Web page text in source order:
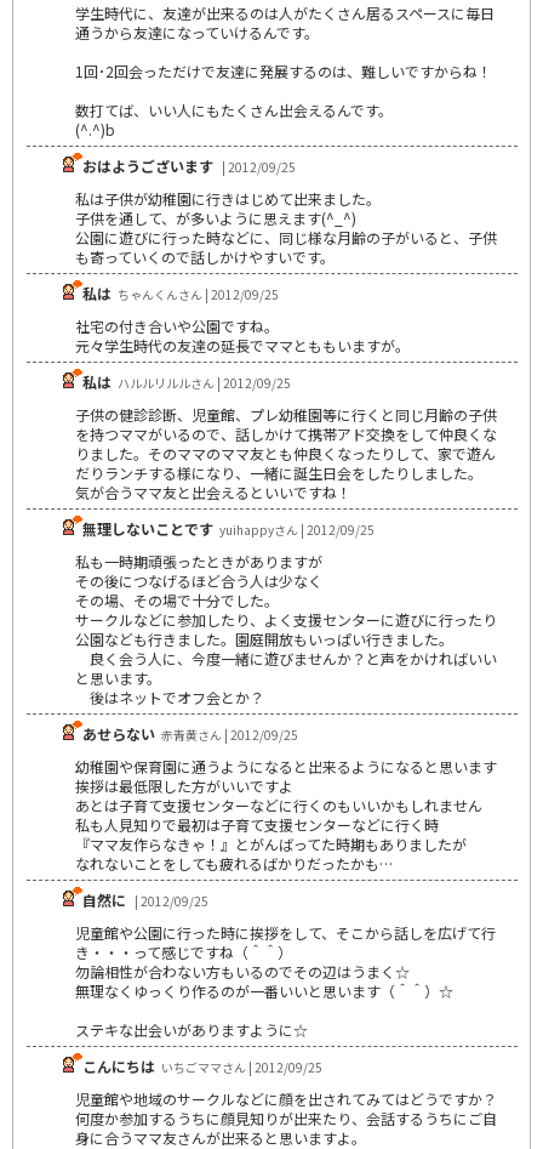
学生時代に、友達が出来るのは人がたくさん居るスペースに毎日
通うから友達になっていけるんです。
1回･2回会っただけで友達に発展するのは、難しいですからね！
数打てば、いい人にもたくさん出会えるんです。
(^.^)b
おはようございます | 2012/09/25
私は子供が幼稚園に行きはじめて出来ました。
子供を通して、が多いように思えます(^_^)
公園に遊びに行った時などに、同じ様な月齢の子がいると、子供
も寄っていくので話しかけやすいです。
私は ちゃんくんさん | 2012/09/25
社宅の付き合いや公園ですね。
元々学生時代の友達の延長でママとももいますが。
私は ハルルリルルさん | 2012/09/25
子供の健診診断、児童館、プレ幼稚園等に行くと同じ月齢の子供
を持つママがいるので、話しかけて携帯アド交換をして仲良くな
りました。そのママのママ友とも仲良くなったりして、家で遊ん
だりランチする様になり、一緒に誕生日会をしたりしました。
気が合うママ友と出会えるといいですね！
無理しないことです yuihappyさん | 2012/09/25
私も一時期頑張ったときがありますが
その後につなげるほど合う人は少なく
その場、その場で十分でした。
サークルなどに参加したり、よく支援センターに遊びに行ったり
公園なども行きました。園庭開放もいっぱい行きました。
良く会う人に、今度一緒に遊びませんか？と声をかければいい
と思います。
後はネットでオフ会とか？
あせらない 赤青黄さん | 2012/09/25
幼稚園や保育園に通うようになると出来るようになると思います
挨拶は最低限した方がいいですよ
あとは子育て支援センターなどに行くのもいいかもしれません
私も人見知りで最初は子育て支援センターなどに行く時
『ママ友作らなきゃ！』とがんばってた時期もありましたが
なれないことをしても疲れるばかりだったかも…
自然に | 2012/09/25
児童館や公園に行った時に挨拶をして、そこから話しを広げて行
き・・・って感じですね（＾＾）
勿論相性が合わない方もいるのでその辺はうまく☆
無理なくゆっくり作るのが一番いいと思います（＾＾）☆
ステキな出会いがありますように☆
こんにちは いちごママさん | 2012/09/25
児童館や地域のサークルなどに顔を出されてみてはどうですか？
何度か参加するうちに顔見知りが出来たり、会話するうちにご自
身に合うママ友さんが出来ると思いますよ。